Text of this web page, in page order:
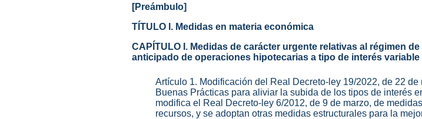
[Preámbulo]
TÍTULO I. Medidas en materia económica
CAPÍTULO I. Medidas de carácter urgente relativas al régimen
anticipado de operaciones hipotecarias a tipo de interés
Artículo 1. Modificación del Real Decreto-ley 19/2022, de 22
Buenas Prácticas para aliviar la subida de los tipos de interés
modifica el Real Decreto-ley 6/2012, de 9 de marzo, de
recursos, y se adoptan otras medidas estructurales para la